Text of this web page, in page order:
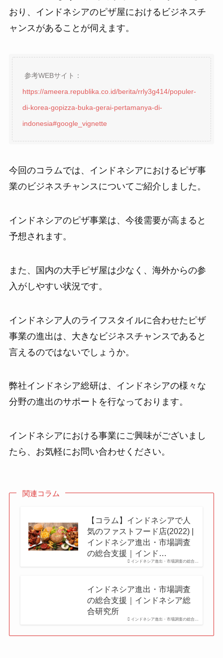
おり、インドネシアのピザ屋におけるビジネスチ
ャンスがあることが伺えます。
参考WEBサイト：
https://ameera.republika.co.id/berita/rrly3g414/populer-
di-korea-gopizza-buka-gerai-pertamanya-di-
indonesia#google_vignette
今回のコラムでは、インドネシアにおけるピザ事
業のビジネスチャンスについてご紹介しました。
インドネシアのピザ事業は、今後需要が高まると
予想されます。
また、国内の大手ピザ屋は少なく、海外からの参
入がしやすい状況です。
インドネシア人のライフスタイルに合わせたピザ
事業の進出は、大きなビジネスチャンスであると
言えるのではないでしょうか。
弊社インドネシア総研は、インドネシアの様々な
分野の進出のサポートを行なっております。
インドネシアにおける事業にご興味がございまし
たら、お気軽にお問い合わせください。
関連コラム
インドネシア進出・市場調査の総合…
【コラム】インドネシアで人
気のファストフード店(2022) |
インドネシア進出・市場調査
の総合支援｜インド…
インドネシア進出・市場調査の総合…
インドネシア進出・市場調査
の総合支援｜インドネシア総
合研究所